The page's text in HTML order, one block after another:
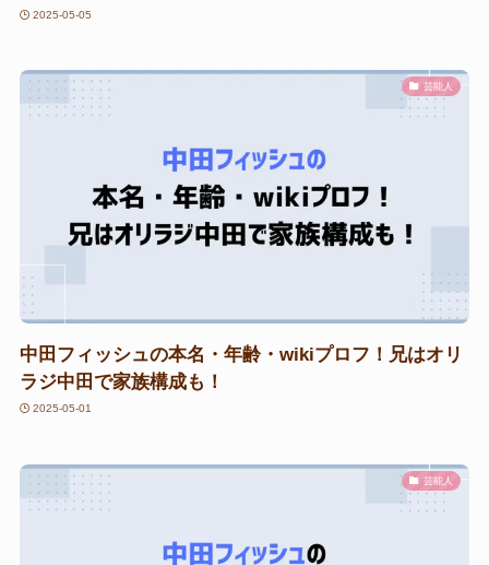
2025-05-05
芸能人
中田フィッシュの本名・年齢・wikiプロフ！兄はオリ
ラジ中田で家族構成も！
2025-05-01
芸能人